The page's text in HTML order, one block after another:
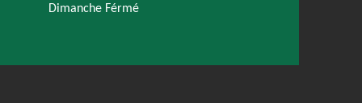
Dimanche Férmé